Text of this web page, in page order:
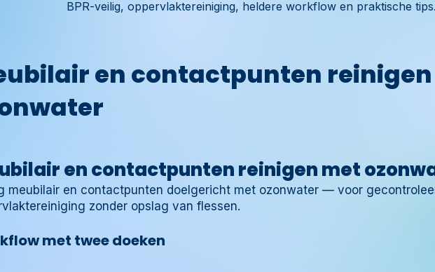
BPR-veilig, oppervlaktereiniging, heldere workflow en praktische tips.
en contactpunten
en contactpunten reinigen met
meubilair en contactpunten doelgericht met ozonwater — voor
zonder opslag van flessen.
met twee doeken